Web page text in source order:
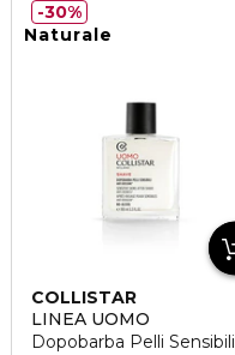
Naturale
COLLISTAR
LINEA UOMO
Dopobarba Pelli Sensibili
30%